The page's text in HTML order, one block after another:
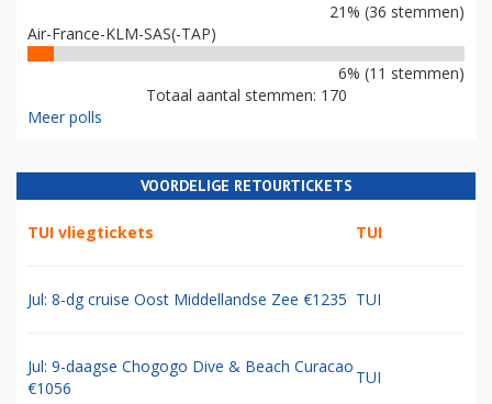
21% (36 stemmen)
Air-France-KLM-SAS(-TAP)
6% (11 stemmen)
Totaal aantal stemmen: 170
Meer polls
VOORDELIGE RETOURTICKETS
TUI vliegtickets TUI
Jul: 8-dg cruise Oost Middellandse Zee €1235 TUI
Jul: 9-daagse Chogogo Dive & Beach Curacao
€1056
TUI